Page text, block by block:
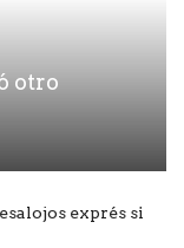
otro
exprés si